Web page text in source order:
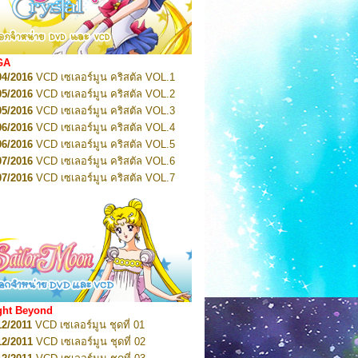
Pretty Guardian Sailor Moon Eternal
1
Pretty Guardian Sailor Moon Eternal
2
Pretty Guardian Sailor Moon Eternal
3
Pretty Guardian Sailor Moon Eternal
4
Pretty Guardian Sailor Moon Eternal
5
Pretty Guardian Sailor Moon Eternal
6
Pretty Guardian Sailor Moon Eternal
7
Pretty Guardian Sailor Moon Eternal
Pretty Guardian Sailor Moon Eternal
Pretty Guardian Sailor Moon Eternal
10
2026Code Name: Sailor V 1
2026Code Name: Sailor V 2
2016 VCD เซเลอร์มูน คริสตัล VOL.1
2016 VCD เซเลอร์มูน คริสตัล VOL.2
2016 VCD เซเลอร์มูน คริสตัล VOL.3
2016 VCD เซเลอร์มูน คริสตัล VOL.4
2016 VCD เซเลอร์มูน คริสตัล VOL.5
2016 VCD เซเลอร์มูน คริสตัล VOL.6
2016 VCD เซเลอร์มูน คริสตัล VOL.7
VCD เซเลอร์มูน คริสตัล VOL.9
VCD เซเลอร์มูน คริสตัล VOL.10
2016
VCD เซเลอร์มูน คริสตัล VOL.11
2016VCD เซเลอร์มูน คริสตัล VOL.12
2016VCD เซเลอร์มูน คริสตัล VOL.13
2016 DVD เซเลอร์มูน คริสตัล VOL.1
2016DVD เซเลอร์มูน คริสตัล VOL.2
2016 DVD เซเลอร์มูน คริสตัล VOL.3
2016 DVD เซเลอร์มูน คริสตัล VOL.4
Beyond
2011 VCD เซเลอร์มูน ชุดที่ 01
2011 VCD เซเลอร์มูน ชุดที่ 02